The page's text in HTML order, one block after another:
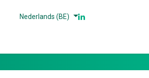
Nederlands (BE)